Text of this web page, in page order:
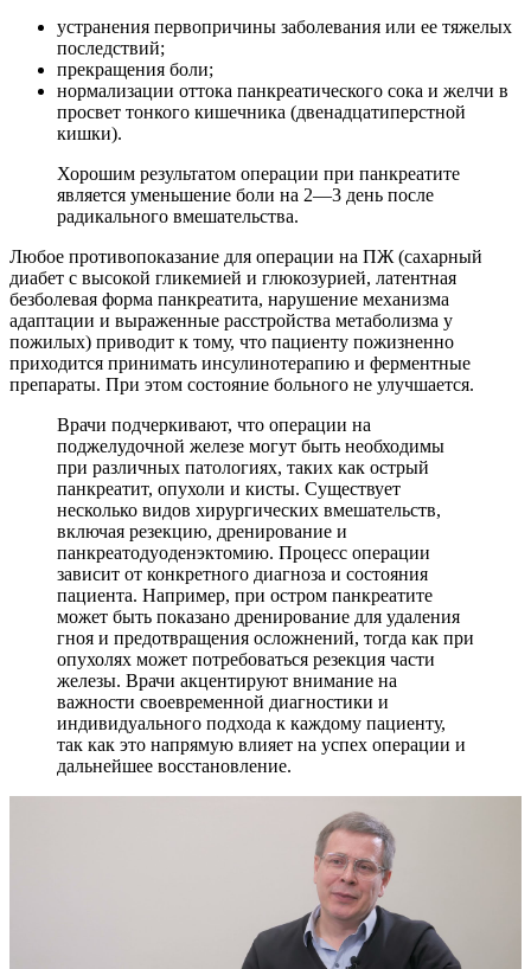
устранения первопричины заболевания или ее тяжелых
последствий;
прекращения боли;
нормализации оттока панкреатического сока и желчи в
просвет тонкого кишечника (двенадцатиперстной
кишки).
Хорошим результатом операции при панкреатите
является уменьшение боли на 2—3 день после
радикального вмешательства.
Любое противопоказание для операции на ПЖ (сахарный
диабет с высокой гликемией и глюкозурией, латентная
безболевая форма панкреатита, нарушение механизма
адаптации и выраженные расстройства метаболизма у
пожилых) приводит к тому, что пациенту пожизненно
приходится принимать инсулинотерапию и ферментные
препараты. При этом состояние больного не улучшается.
Врачи подчеркивают, что операции на
поджелудочной железе могут быть необходимы
при различных патологиях, таких как острый
панкреатит, опухоли и кисты. Существует
несколько видов хирургических вмешательств,
включая резекцию, дренирование и
панкреатодуоденэктомию. Процесс операции
зависит от конкретного диагноза и состояния
пациента. Например, при остром панкреатите
может быть показано дренирование для удаления
гноя и предотвращения осложнений, тогда как при
опухолях может потребоваться резекция части
железы. Врачи акцентируют внимание на
важности своевременной диагностики и
индивидуального подхода к каждому пациенту,
так как это напрямую влияет на успех операции и
дальнейшее восстановление.